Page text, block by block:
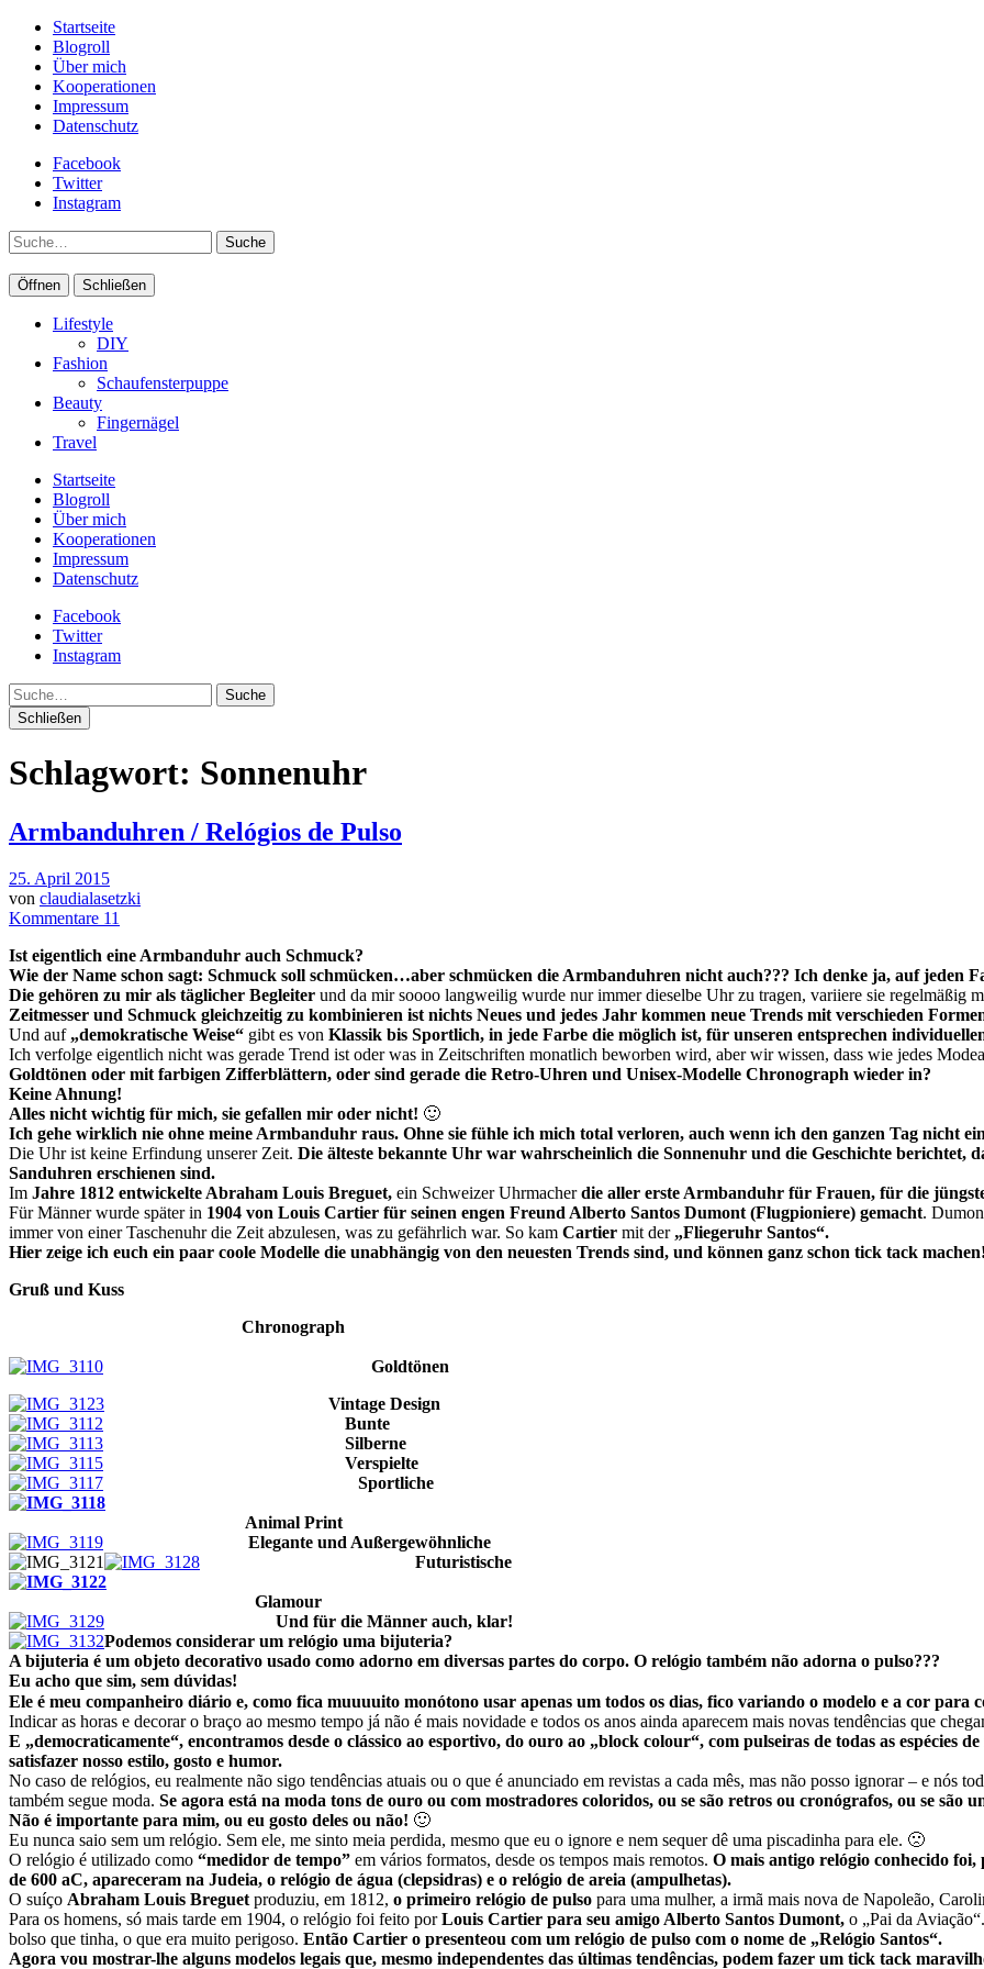
Startseite
Blogroll
Über mich
Kooperationen
Impressum
Datenschutz
Facebook
Twitter
Instagram
Suche
Öffnen Schließen
Lifestyle
DIY
Fashion
Schaufensterpuppe
Beauty
Fingernägel
Travel
Startseite
Blogroll
Über mich
Kooperationen
Impressum
Datenschutz
Facebook
Twitter
Instagram
Suche
Schließen
Schlagwort: Sonnenuhr
Armbanduhren / Relógios de Pulso
25. April 2015
von claudialasetzki
Kommentare 11
Ist eigentlich eine Armbanduhr auch Schmuck?
Wie der Name schon sagt: Schmuck soll schmücken…aber schmücken die Armbanduhren nicht auch??? Ich denke ja, auf jeden
Die gehören zu mir als täglicher Begleiter und da mir soooo langweilig wurde nur immer dieselbe Uhr zu tragen, variiere sie regelmäßig
Zeitmesser und Schmuck gleichzeitig zu kombinieren ist nichts Neues und jedes Jahr kommen neue Trends mit verschieden
Und auf „demokratische Weise“ gibt es von Klassik bis Sportlich, in jede Farbe die möglich ist, für unseren entsprechen
Ich verfolge eigentlich nicht was gerade Trend ist oder was in Zeitschriften monatlich beworben wird, aber wir wissen, dass wie jedes
Goldtönen oder mit farbigen Zifferblättern, oder sind gerade die Retro-Uhren und Unisex-Modelle Chronograph wieder in?
Keine Ahnung!
Alles nicht wichtig für mich, sie gefallen mir oder nicht! 🙂
Ich gehe wirklich nie ohne meine Armbanduhr raus. Ohne sie fühle ich mich total verloren, auch wenn ich den ganzen Tag nicht
Die Uhr ist keine Erfindung unserer Zeit. Die älteste bekannte Uhr war wahrscheinlich die Sonnenuhr und die Geschichte berichtet,
Sanduhren erschienen sind.
Im Jahre 1812 entwickelte Abraham Louis Breguet, ein Schweizer Uhrmacherdie aller erste Armbanduhr für Frauen, für die
Für Männer wurde später in 1904 von Louis Cartier für seinen engen Freund Alberto Santos Dumont (Flugpioniere) gemacht.
immer von einer Taschenuhr die Zeit abzulesen, was zu gefährlich war. So kam Cartier mit der„Fliegeruhr Santos“.
Hier zeige ich euch ein paar coole Modelle die unabhängig von den neuesten Trends sind, und können ganz schon tick tack machen!
Gruß und Kuss
Chronograph
Goldtönen
Vintage Design
Bunte
Silberne
Verspielte
Sportliche
Animal Print
Elegante und Außergewöhnliche
Futuristische
Glamour
Und für die Männer auch, klar!
Podemos considerar um relógio uma bijuteria?
A bijuteria é um objeto decorativo usado como adorno em diversas partes do corpo. O relógio também não adorna o pulso???
Eu acho que sim, sem dúvidas!
Ele é meu companheiro diário e, como fica muuuuito monótono usar apenas um todos os dias, fico variando o modelo e a cor para
Indicar as horas e decorar o braço ao mesmo tempo já não é mais novidade e todos os anos ainda aparecem mais novas tendências que
E „democraticamente“, encontramos desde o clássico ao esportivo, do ouro ao „block colour“, com pulseiras de todas as espécies
satisfazer nosso estilo, gosto e humor.
No caso de relógios, eu realmente não sigo tendências atuais ou o que é anunciado em revistas a cada mês, mas não posso ignorar – e nós
também segue moda. Se agora está na moda tons de ouro ou com mostradores coloridos, ou se são retros ou cronógrafos, ou se são
Não é importante para mim, ou eu gosto deles ou não! 🙂
Eu nunca saio sem um relógio. Sem ele, me sinto meia perdida, mesmo que eu o ignore e nem sequer dê uma piscadinha para ele. 🙁
O relógio é utilizado como “medidor de tempo” em vários formatos, desde os tempos mais remotos. O mais antigo relógio conhecido
de 600 aC, apareceram na Judeia, o relógio de água (clepsidras) e o relógio de areia (ampulhetas).
O suíço Abraham Louis Breguet produziu, em 1812, o primeiro relógio de pulso para uma mulher, a irmã mais nova de Napoleão,
Para os homens, só mais tarde em 1904, o relógio foi feito porLouis Cartier para seu amigo Alberto Santos Dumont, o „Pai da
bolso que tinha, o que era muito perigoso. Então Cartier o presenteou com um relógio de pulso com o nome de „Relógio Santos“.
Agora vou mostrar-lhe alguns modelos legais que, mesmo independentes das últimas tendências, podem fazer um tick tack